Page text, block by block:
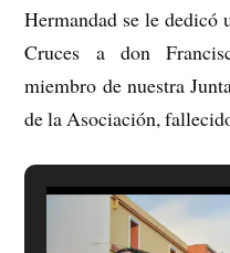
Hermandad se le dedicó
Cruces a don
miembro de nuestra
de la Asociación,